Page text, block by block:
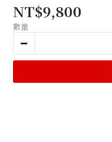
NT$9,800
數量